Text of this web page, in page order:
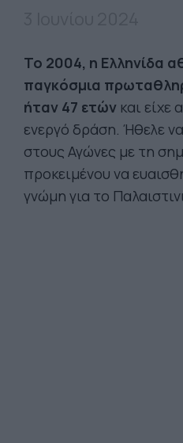
Το 2004, η Ελληνίδα
παγκόσμια
ήταν 47 ετών και
ενεργό δράση. Ήθελε
στους Αγώνες με τη
προκειμένου να
γνώμη για το